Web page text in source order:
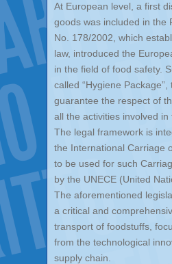
At European level, a first
goods was included in the
No. 178/2002, which
law, introduced the
in the field of food safety.
called “Hygiene
guarantee the respect of
all the activities involved
The legal framework is
the International Carriage
to be used for such
by the UNECE (United
The aforementioned
a critical and
transport of foodstuffs,
from the technological
supply chain.